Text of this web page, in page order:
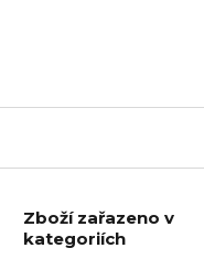
Zboží zařazeno v
kategoriích